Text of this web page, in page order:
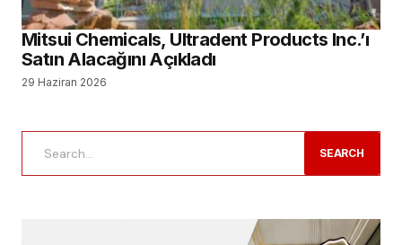
Mitsui Chemicals, Ultradent Products Inc.’ı
Satın Alacağını Açıkladı
29 Haziran 2026
SEARCH